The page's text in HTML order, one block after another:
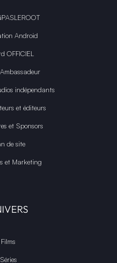
Android
OFFICIEL
indépendants
et éditeurs
et Sponsors
de site
et Marketing
Films
Séries